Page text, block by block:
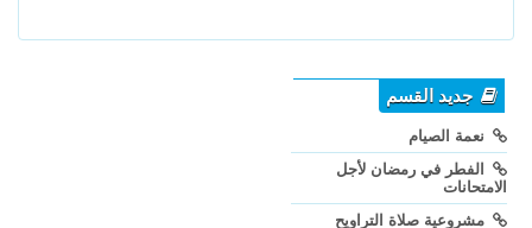
جديد القسم
نعمة الصيام
الفطر في رمضان لأجل
الامتحانات
مشروعية صلاة التراويح